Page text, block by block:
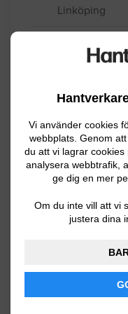
Vi använder cookies
webbplats. Genom
du att vi lagrar
analysera webbtrafik,
ge dig en mer
Om du inte vill att vi
justera dina
Linköping
vardagsrum
bedöma om
har hund i
repor och
Linköping
Jag vill ha
parkettgolv.